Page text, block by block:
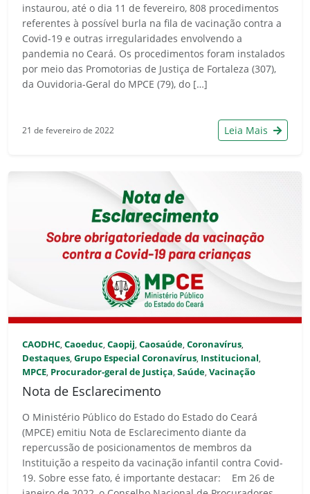
instaurou, até o dia 11 de fevereiro, 808 procedimentos
referentes à possível burla na fila de vacinação contra a
Covid-19 e outras irregularidades envolvendo a
pandemia no Ceará. Os procedimentos foram instalados
por meio das Promotorias de Justiça de Fortaleza (307),
da Ouvidoria-Geral do MPCE (79), do […]
21 de fevereiro de 2022 Leia Mais
CAODHC, Caoeduc, Caopij, Caosaúde, Coronavírus,
Destaques, Grupo Especial Coronavírus, Institucional,
MPCE, Procurador-geral de Justiça, Saúde, Vacinação
Nota de Esclarecimento
O Ministério Público do Estado do Estado do Ceará
(MPCE) emitiu Nota de Esclarecimento diante da
repercussão de posicionamentos de membros da
Instituição a respeito da vacinação infantil contra Covid-
19. Sobre esse fato, é importante destacar: Em 26 de